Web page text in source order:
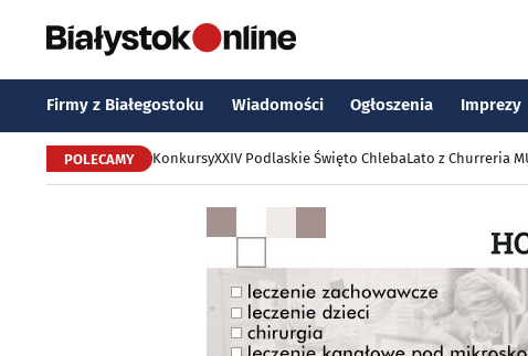
Firmy z Białegostoku Wiadomości Ogłoszenia Imprezy
POLECAMY KonkursyXXIV Podlaskie Święto ChlebaLato z Churreria